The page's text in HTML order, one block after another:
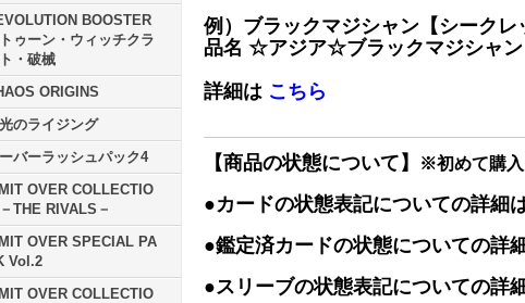
BOOSTER
ゥーン・ウィッチクラ
・破械
ORIGINS
のライジング
バーラッシュパック4
OVER COLLECTIO
THE RIVALS－
OVER SPECIAL PA
Vol.2
OVER COLLECTIO
例）ブラックマジシャン【シーク
品名 ☆アジア☆ブラックマジシャン
詳細は こちら
【商品の状態について】 ※初めて購入
●カードの状態表記についての詳細
●鑑定済カードの状態についての詳
●スリーブの状態表記についての詳